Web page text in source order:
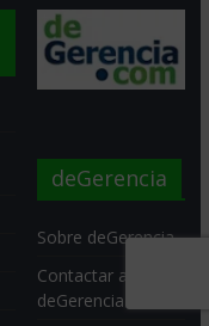
deGerencia
Sobre deGerencia
Contactar a
deGerencia